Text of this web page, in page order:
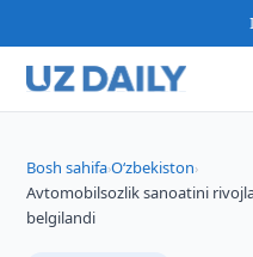
Bosh sahifa›O‘zbekiston›
Avtomobilsozlik sanoatini
belgilandi